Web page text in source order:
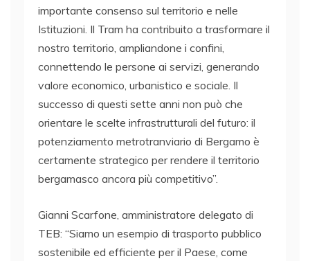
importante consenso sul territorio e nelle
Istituzioni. Il Tram ha contribuito a trasformare il
nostro territorio, ampliandone i confini,
connettendo le persone ai servizi, generando
valore economico, urbanistico e sociale. Il
successo di questi sette anni non può che
orientare le scelte infrastrutturali del futuro: il
potenziamento metrotranviario di Bergamo è
certamente strategico per rendere il territorio
bergamasco ancora più competitivo”.
Gianni Scarfone, amministratore delegato di
TEB: “Siamo un esempio di trasporto pubblico
sostenibile ed efficiente per il Paese, come